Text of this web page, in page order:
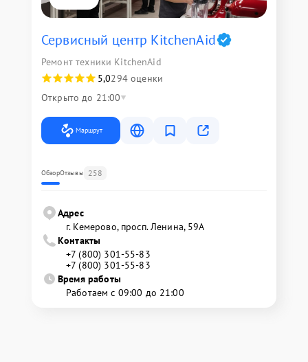
Сервисный центр KitchenAid
Ремонт техники KitchenAid
5,0294 оценки
Открыто до 21:00
Маршрут
ОбзорОтзывы 258
Адрес
г. Кемерово, просп. Ленина, 59А
Контакты
+7 (800) 301-55-83
+7 (800) 301-55-83
Время работы
Работаем с 09:00 до 21:00